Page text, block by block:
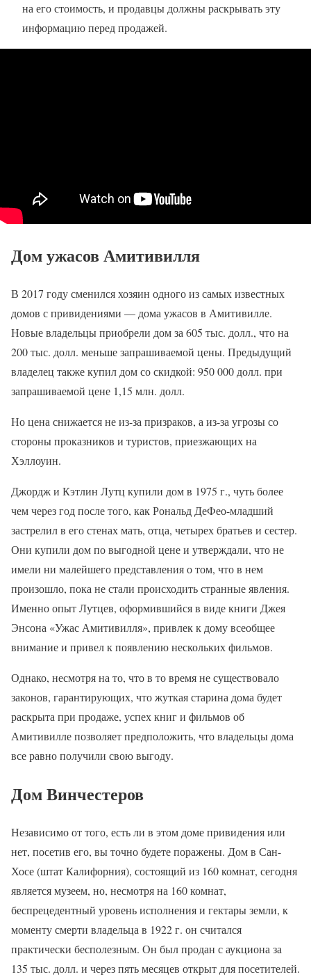
на его стоимость, и продавцы должны раскрывать эту
информацию перед продажей.
Дом ужасов Амитивилля
В 2017 году сменился хозяин одного из самых известных
домов с привидениями — дома ужасов в Амитивилле.
Новые владельцы приобрели дом за 605 тыс. долл., что на
200 тыс. долл. меньше запрашиваемой цены. Предыдущий
владелец также купил дом со скидкой: 950 000 долл. при
запрашиваемой цене 1,15 млн. долл.
Но цена снижается не из-за призраков, а из-за угрозы со
стороны проказников и туристов, приезжающих на
Хэллоуин.
Джордж и Кэтлин Лутц купили дом в 1975 г., чуть более
чем через год после того, как Рональд ДеФео-младший
застрелил в его стенах мать, отца, четырех братьев и сестер.
Они купили дом по выгодной цене и утверждали, что не
имели ни малейшего представления о том, что в нем
произошло, пока не стали происходить странные явления.
Именно опыт Лутцев, оформившийся в виде книги Джея
Энсона «Ужас Амитивилля», привлек к дому всеобщее
внимание и привел к появлению нескольких фильмов.
Однако, несмотря на то, что в то время не существовало
законов, гарантирующих, что жуткая старина дома будет
раскрыта при продаже, успех книг и фильмов об
Амитивилле позволяет предположить, что владельцы дома
все равно получили свою выгоду.
Дом Винчестеров
Независимо от того, есть ли в этом доме привидения или
нет, посетив его, вы точно будете поражены. Дом в Сан-
Хосе (штат Калифорния), состоящий из 160 комнат, сегодня
является музеем, но, несмотря на 160 комнат,
беспрецедентный уровень исполнения и гектары земли, к
моменту смерти владельца в 1922 г. он считался
практически бесполезным. Он был продан с аукциона за
135 тыс. долл. и через пять месяцев открыт для посетителей.